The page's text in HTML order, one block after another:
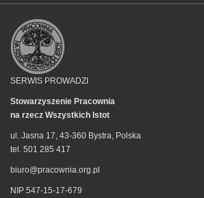
SERWIS PROWADZI
Stowarzyszenie Pracownia
na rzecz Wszystkich Istot
ul. Jasna 17, 43-360 Bystra, Polska
tel. 501 285 417
biuro@pracownia.org.pl
NIP 547-15-17-679